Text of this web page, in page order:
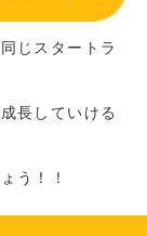
じスタートラ
長していける
う！！